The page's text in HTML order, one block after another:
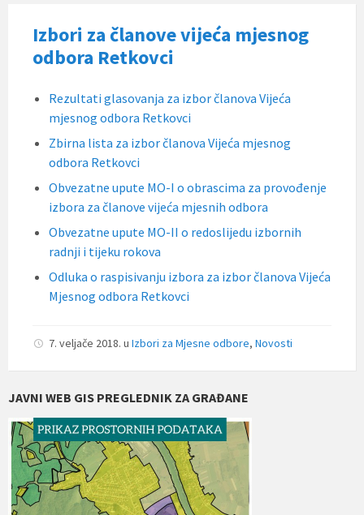
Izbori za članove vijeća mjesnog
odbora Retkovci
Rezultati glasovanja za izbor članova Vijeća
mjesnog odbora Retkovci
Zbirna lista za izbor članova Vijeća mjesnog
odbora Retkovci
Obvezatne upute MO-I o obrascima za provođenje
izbora za članove vijeća mjesnih odbora
Obvezatne upute MO-II o redoslijedu izbornih
radnji i tijeku rokova
Odluka o raspisivanju izbora za izbor članova Vijeća
Mjesnog odbora Retkovci
7. veljače 2018. u Izbori za Mjesne odbore, Novosti
JAVNI WEB GIS PREGLEDNIK ZA GRAĐANE